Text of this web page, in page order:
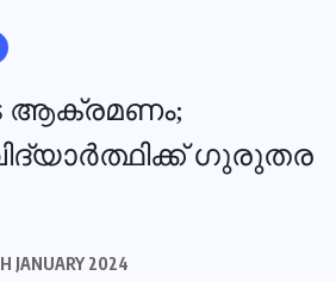
ആക്രമണം;
ഗുരുതര
JANUARY 2024